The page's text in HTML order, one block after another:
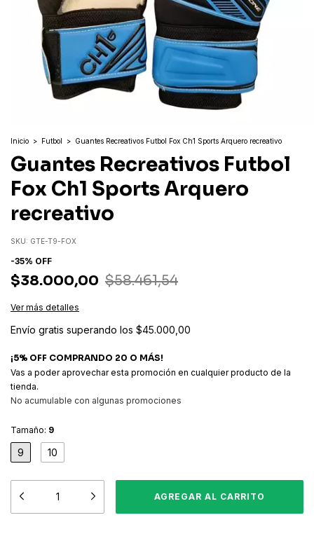
Inicio > Futbol > Guantes Recreativos Futbol Fox Ch1 Sports Arquero recreativo
Guantes Recreativos Futbol
Fox Ch1 Sports Arquero
recreativo
SKU: GTE-T9-FOX
-35% OFF
$38.000,00 $58.461,54
Ver más detalles
Envío gratis superando los $45.000,00
¡5% OFF COMPRANDO 20 O MÁS!
Vas a poder aprovechar esta promoción en cualquier producto de la
tienda.
No acumulable con algunas promociones
Tamaño: 9
9 10